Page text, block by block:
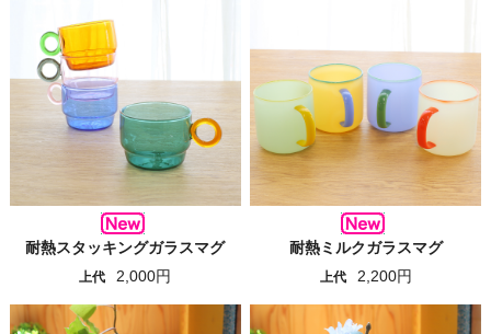
耐熱スタッキングガラスマグ
上代 2,000円
耐熱ミルクガラスマグ
上代 2,200円